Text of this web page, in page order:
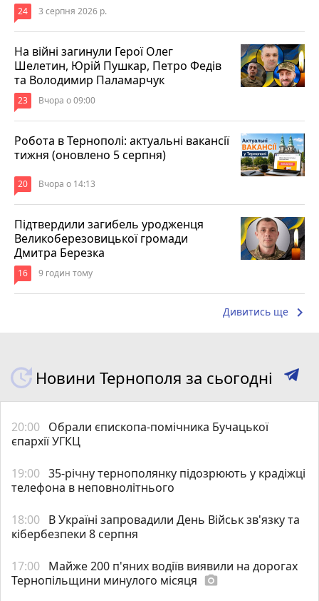
24 3 серпня 2026 р.
На війні загинули Герої Олег
Шелетин, Юрій Пушкар, Петро Федів
та Володимир Паламарчук
23 Вчора о 09:00
Робота в Тернополі: актуальні вакансії
тижня (оновлено 5 серпня)
20 Вчора о 14:13
Підтвердили загибель уродженця
Великоберезовицької громади
Дмитра Березка
16 9 годин тому
Дивитись ще keyboard_arrow_right
Новини Тернополя за сьогодні
20:00 Обрали єпископа-помічника Бучацької
єпархії УГКЦ
19:00 35-річну тернополянку підозрюють у крадіжці
телефона в неповнолітнього
18:00 В Україні запровадили День Військ зв'язку та
кібербезпеки 8 серпня
17:00 Майже 200 п'яних водіїв виявили на дорогах
Тернопільщини минулого місяця photo_camera